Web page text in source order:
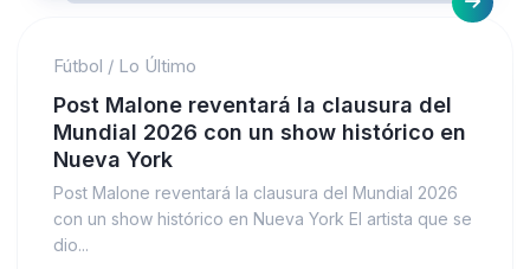
Fútbol / Lo Último
Post Malone reventará la clausura del
Mundial 2026 con un show histórico en
Nueva York
Post Malone reventará la clausura del Mundial 2026
con un show histórico en Nueva York El artista que se
dio...